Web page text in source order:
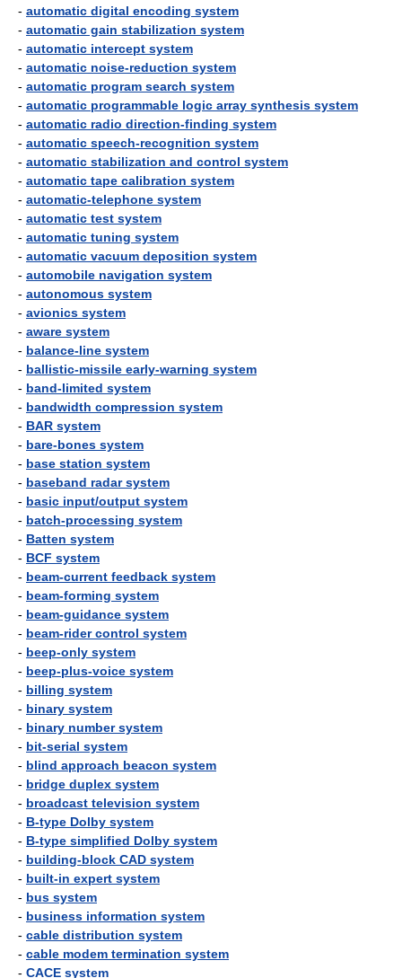
- automatic digital encoding system
- automatic gain stabilization system
- automatic intercept system
- automatic noise-reduction system
- automatic program search system
- automatic programmable logic array synthesis system
- automatic radio direction-finding system
- automatic speech-recognition system
- automatic stabilization and control system
- automatic tape calibration system
- automatic-telephone system
- automatic test system
- automatic tuning system
- automatic vacuum deposition system
- automobile navigation system
- autonomous system
- avionics system
- aware system
- balance-line system
- ballistic-missile early-warning system
- band-limited system
- bandwidth compression system
- BAR system
- bare-bones system
- base station system
- baseband radar system
- basic input/output system
- batch-processing system
- Batten system
- BCF system
- beam-current feedback system
- beam-forming system
- beam-guidance system
- beam-rider control system
- beep-only system
- beep-plus-voice system
- billing system
- binary system
- binary number system
- bit-serial system
- blind approach beacon system
- bridge duplex system
- broadcast television system
- B-type Dolby system
- B-type simplified Dolby system
- building-block CAD system
- built-in expert system
- bus system
- business information system
- cable distribution system
- cable modem termination system
- CACE system